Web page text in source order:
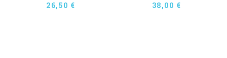
26,50 € 38,00 €